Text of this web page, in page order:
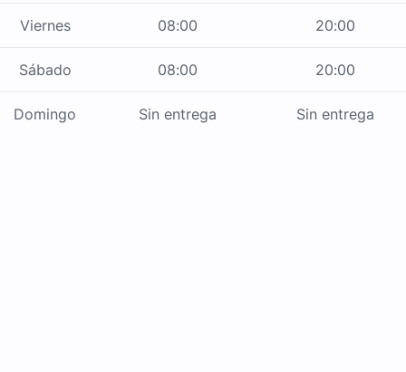
Viernes 08:00 20:00
Sábado 08:00 20:00
Domingo Sin entrega Sin entrega